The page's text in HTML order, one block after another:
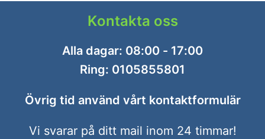
Kontakta oss
Alla dagar: 08:00 - 17:00
Ring: 0105855801
Övrig tid använd vårt kontaktformulär
Vi svarar på ditt mail inom 24 timmar!